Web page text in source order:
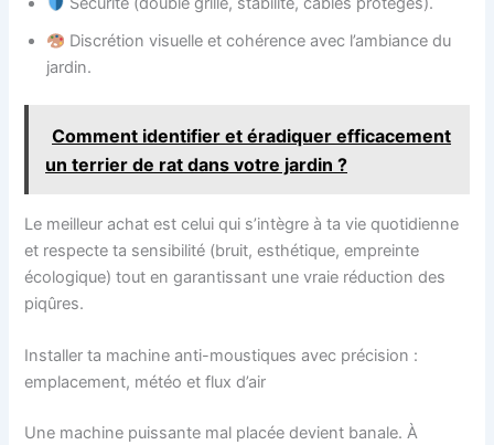
Discrétion visuelle et cohérence avec l’ambiance du
jardin.
Comment identifier et éradiquer efficacement
un terrier de rat dans votre jardin ?
Le meilleur achat est celui qui s’intègre à ta vie quotidienne
et respecte ta sensibilité (bruit, esthétique, empreinte
écologique) tout en garantissant une vraie réduction des
piqûres.
Installer ta machine anti-moustiques avec précision :
emplacement, météo et flux d’air
Une machine puissante mal placée devient banale. À